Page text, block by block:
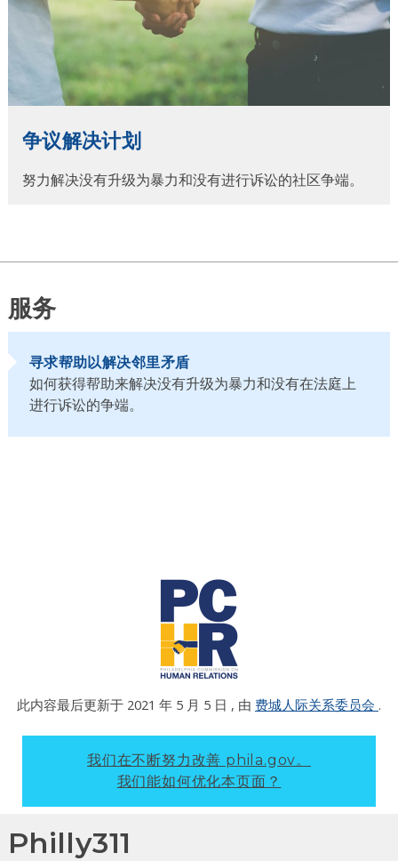
争议解决计划
努力解决没有升级为暴力和没有进行诉讼的社区争端。
服务
寻求帮助以解决邻里矛盾
如何获得帮助来解决没有升级为暴力和没有在法庭上
进行诉讼的争端。
此内容最后更新于 2021 年 5 月 5 日 , 由 费城人际关系委员会 .
我们在不断努力改善 phila.gov。
我们能如何优化本页面？
Philly311